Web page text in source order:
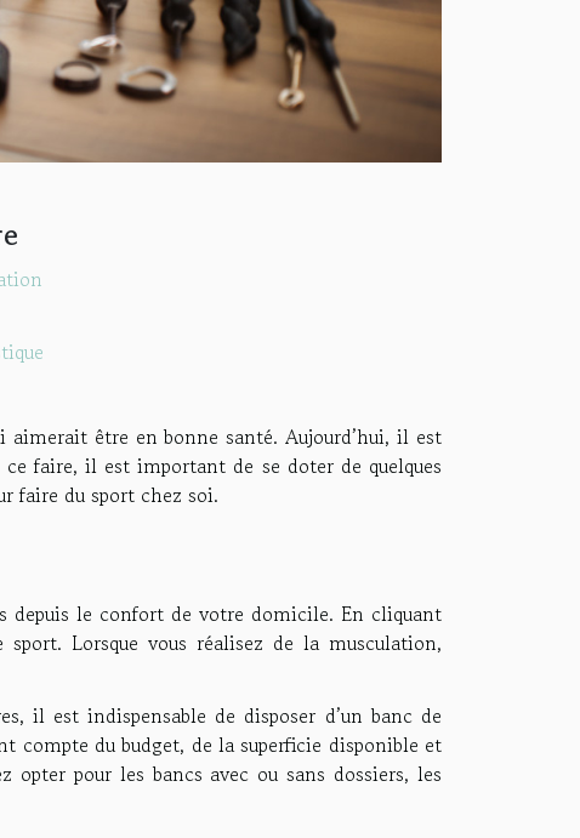
être en bonne santé. Aujourd’hui, il est
faire, il est important de se doter de quelques
faire du sport chez soi.
depuis le confort de votre domicile. En cliquant
sport. Lorsque vous réalisez de la musculation,
il est indispensable de disposer d’un banc de
compte du budget, de la superficie disponible et
opter pour les bancs avec ou sans dossiers, les